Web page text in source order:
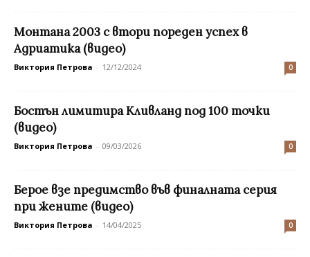
Монтана 2003 с втори пореден успех в
Адриатика (видео)
Виктория Петрова - 12/12/2024 0
Бостън лимитира Кливланд под 100 точки
(видео)
Виктория Петрова - 09/03/2026 0
Берое взе предимство във финалната серия
при жените (видео)
Виктория Петрова - 14/04/2025 0